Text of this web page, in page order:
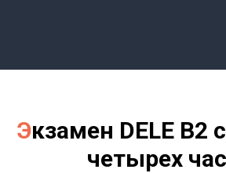
Экзамен DELE B2
четырех